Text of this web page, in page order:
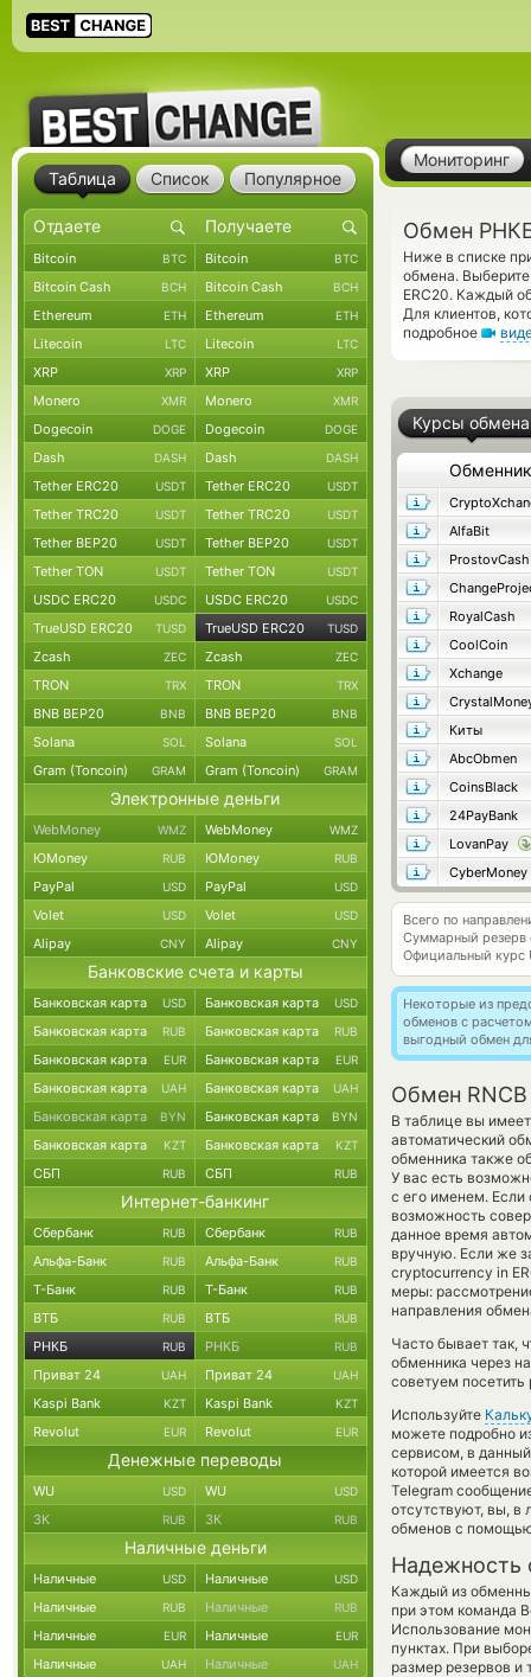
Мониторинг
Обмен РНКБ
Ниже в списке
обмена.
ERC20. Каждый
Для клиентов,
подробное
Курсы обмена
Обменник
AlfaBit
ProstovCash
RoyalCash
CoolCoin
Xchange
Киты
AbcObmen
CoinsBlack
24PayBank
LovanPay
CyberMoney
Всего по
Суммарный резерв
Официальный курс
Некоторые из
обменов с
выгодный обмен
Обмен RNCB
В таблице вы
автоматический
обменника также
У вас есть
с его именем. Если
возможность
данное время
вручную. Если же
cryptocurrency in
меры:
направления
Часто бывает так,
обменника через
советуем посетить
Используйте
можете подробно
сервисом, в
которой имеется
Telegram
отсутствуют, вы, в
обменов с
Надежность
Каждый из
при этом команда
Использование
пунктах. При
размер резервов и
Таблица Список Популярное
Bitcoin BTC Bitcoin BTC
Bitcoin Cash BCH Bitcoin Cash BCH
Ethereum ETH Ethereum ETH
Litecoin LTC Litecoin LTC
XRP XRP XRP XRP
Monero XMR Monero XMR
Dogecoin DOGE Dogecoin DOGE
Dash DASH Dash DASH
Tether ERC20 USDT Tether ERC20 USDT
Tether TRC20 USDT Tether TRC20 USDT
Tether BEP20 USDT Tether BEP20 USDT
Tether TON USDT Tether TON USDT
USDC ERC20 USDC USDC ERC20 USDC
TrueUSD ERC20 TUSD TrueUSD ERC20 TUSD
Zcash ZEC Zcash ZEC
TRON TRX TRON TRX
BNB BEP20 BNB BNB BEP20 BNB
Solana SOL Solana SOL
Gram (Toncoin) GRAM Gram (Toncoin) GRAM
Электронные деньги
WebMoney WMZ WebMoney WMZ
ЮMoney RUB ЮMoney RUB
PayPal USD PayPal USD
Volet USD Volet USD
Alipay CNY Alipay CNY
Банковские счета и карты
Банковская карта USD Банковская карта USD
Банковская карта RUB Банковская карта RUB
Банковская карта EUR Банковская карта EUR
Банковская карта UAH Банковская карта UAH
Банковская карта BYN Банковская карта BYN
Банковская карта KZT Банковская карта KZT
СБП RUB СБП RUB
Интернет-банкинг
Сбербанк RUB Сбербанк RUB
Альфа-Банк RUB Альфа-Банк RUB
Т-Банк RUB Т-Банк RUB
ВТБ RUB ВТБ RUB
РНКБ RUB РНКБ RUB
Приват 24 UAH Приват 24 UAH
Kaspi Bank KZT Kaspi Bank KZT
Revolut EUR Revolut EUR
Денежные переводы
WU USD WU USD
ЗК RUB ЗК RUB
Наличные деньги
Наличные USD Наличные USD
Наличные RUB Наличные RUB
Наличные EUR Наличные EUR
Наличные UAH Наличные UAH